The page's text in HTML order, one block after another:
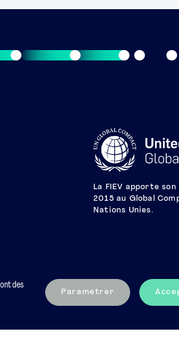
La FIEV apporte
2015 au Global
Nations Unies.
Mentions légales
des
Paramétrer